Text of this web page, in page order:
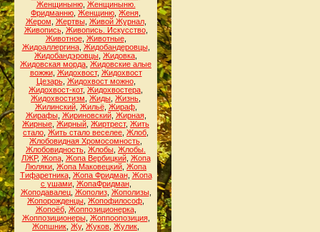
Женщиныню, Женщиныню.
Фридманню Женщиню Женя
Жером Жертвы, Живой Журнал,
Живопись, Живопись. Искусство,
Животное, Животные,
Жидоаллергина, Жидобандеровцы,
Жидобандэровцы Жидовка
Жидовская морда Жидовские алые
вожжи, Жидохвост, Жидохвост
Цезарь, Жидохвост можно,
Жидохвост-кот, Жидохвостера
Жидохвостизм Жиды Жизнь
Жилинский, Жильё, Жираф,
Жирафы, Жириновский, Жирная,
Жирные Жирный Жиртрест, Жить
стало Жить стало веселее Жлоб
Жлобовидная Хромосомность
Жлобовидность Жлобы Жлобы.
ЛЖР, Жопа, Жопа Вербицкий, Жопа
Люляки Жопа Маковецкий Жопа
Тифаретника, Жопа Фридман, Жопа
с ушами, ЖопаФридман,
Жоподавалец, Жополиз, Жополизы,
Жопорожденцы Жопофилософ
Жопоёб, Жоппозиционерка,
Жоппозиционеры, Жоппоопозиция,
Жопшник Жу, Жуков Жулик